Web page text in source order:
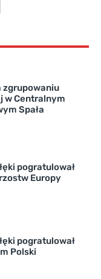
zgrupowaniu
w Centralnym
Spała
pogratulował
Europy
pogratulował
Polski